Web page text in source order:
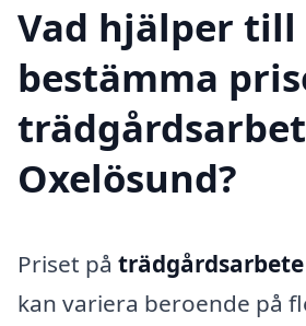
Vad hjälper
bestämma
Oxelösund?
Priset på
kan variera beroende på